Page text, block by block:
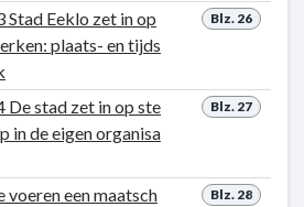
Blz. 26
Stad Eeklo zet in op
plaats- en tijds
Blz. 27
De stad zet in op ste
in de eigen organisa
Blz. 28
voeren een maatsch